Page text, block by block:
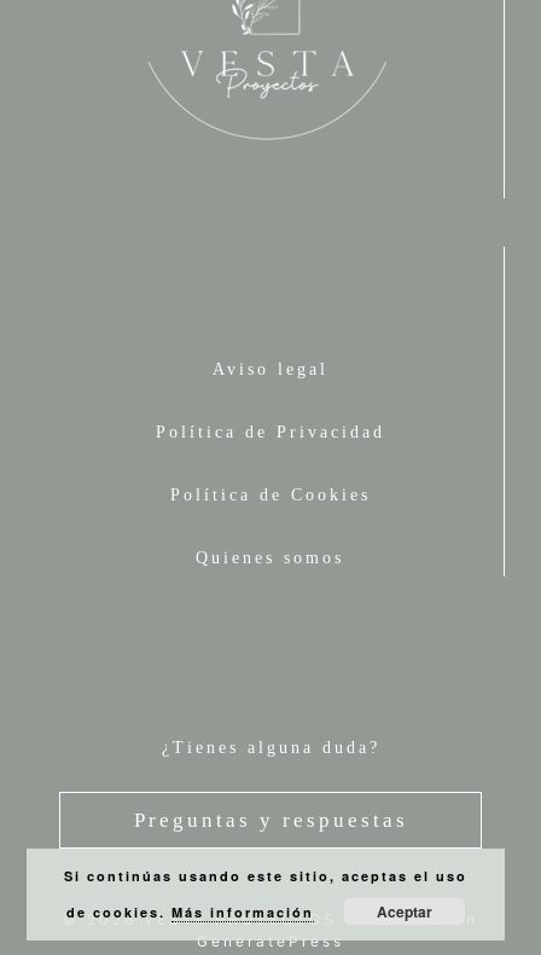
Aviso legal
Política de Privacidad
Política de Cookies
Quienes somos
¿Tienes alguna duda?
Preguntas y respuestas
© 2026 VESTA PROYECTOS
• Creado con
GeneratePress
Si continúas usando este sitio, aceptas el uso
de cookies.Más información Aceptar